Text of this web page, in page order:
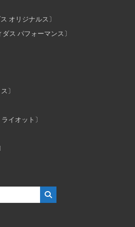
オリジナルス〕
ダス パフォーマンス〕
〕
イオット〕